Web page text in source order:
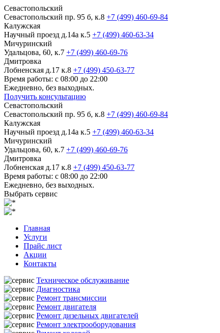
Севастопольский
Севастопольский пр. 95 б, к.8 +7 (499) 460-69-84
Калужская
Научный проезд д.14а к.5 +7 (499) 460-63-34
Мичуринский
Удальцова, 60, к.7 +7 (499) 460-69-76
Дмитровка
Лобненская д.17 к.8 +7 (499) 450-63-77
Время работы: с 08:00 до 22:00
Ежедневно, без выходных.
Получить консультацию
Севастопольский
Севастопольский пр. 95 б, к.8 +7 (499) 460-69-84
Калужская
Научный проезд д.14а к.5 +7 (499) 460-63-34
Мичуринский
Удальцова, 60, к.7 +7 (499) 460-69-76
Дмитровка
Лобненская д.17 к.8 +7 (499) 450-63-77
Время работы: с 08:00 до 22:00
Ежедневно, без выходных.
Выбрать сервис
Главная
Услуги
Прайс лист
Акции
Контакты
Техническое обслуживание
Диагностика
Ремонт трансмиссии
Ремонт двигателя
Ремонт дизельных двигателей
Ремонт электрооборудования